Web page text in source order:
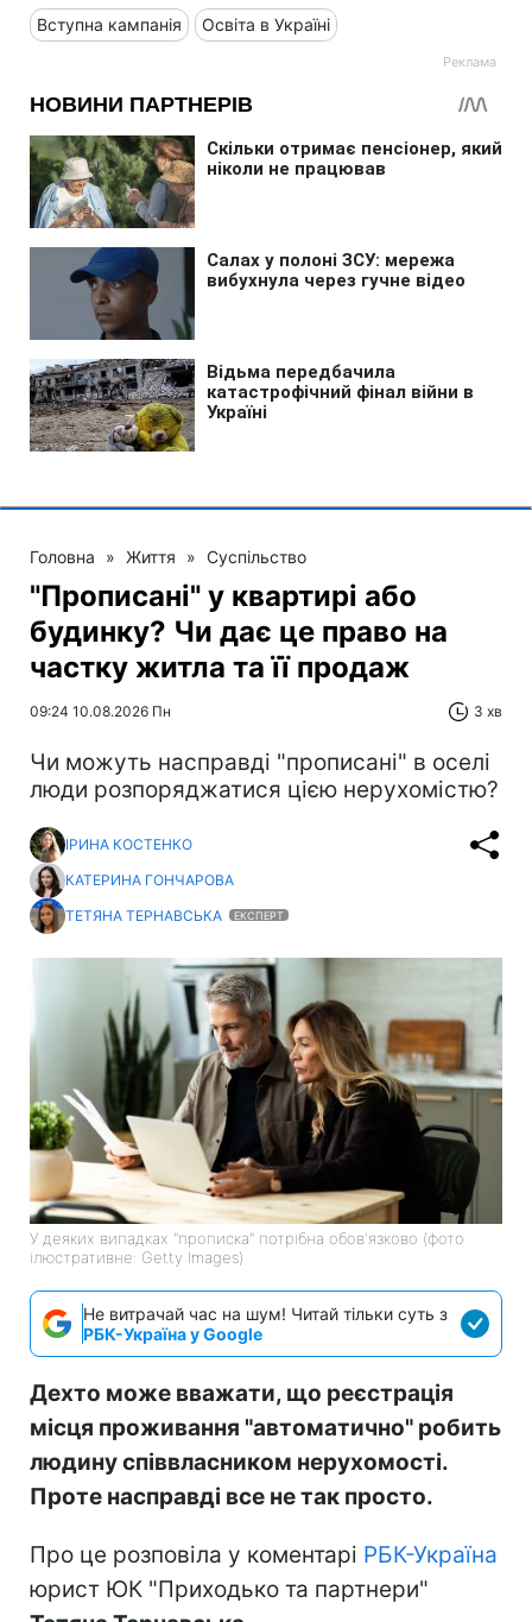
Вступна кампанія Освіта в Україні
Головна » Життя » Суспільство
"Прописані" у квартирі або
будинку? Чи дає це право на
частку житла та її продаж
09:24 10.08.2026 Пн 3 хв
Чи можуть насправді "прописані" в оселі
люди розпоряджатися цією нерухомістю?
ІРИНА КОСТЕНКО
КАТЕРИНА ГОНЧАРОВА
ТЕТЯНА ТЕРНАВСЬКА
ЕКСПЕРТ
У деяких випадках "прописка" потрібна обов'язково (фото
ілюстративне: Getty Images)
Не витрачай час на шум! Читай тільки суть з
РБК-Україна у Google
Дехто може вважати, що реєстрація
місця проживання "автоматично" робить
людину співвласником нерухомості.
Проте насправді все не так просто.
Про це розповіла у коментарі РБК-Україна
юрист ЮК "Приходько та партнери"